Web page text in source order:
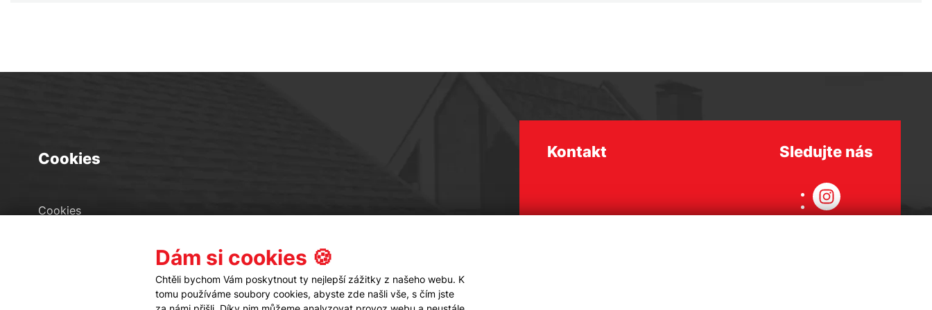
Cookies
Cookies
Kontakt Sledujte nás
Dám si cookies 🍪
Chtěli bychom Vám poskytnout ty nejlepší zážitky z našeho webu. K
tomu používáme soubory cookies, abyste zde našli vše, s čím jste